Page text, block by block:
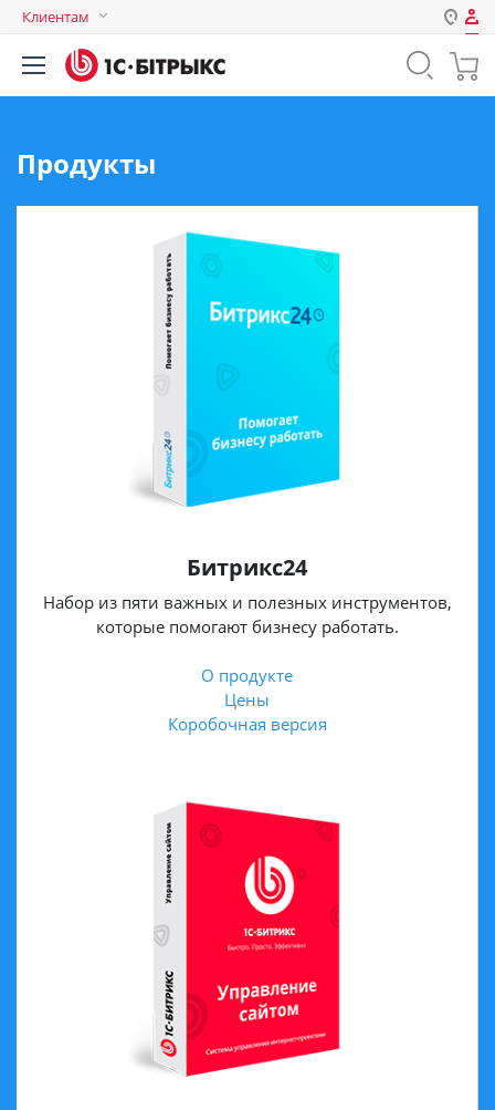
Клиентам
Авторизация
Запомнить меня на этом
или войдите с помощью
Продукты
Битрикс24
Набор из пяти важных и полезных инструментов,
которые помогают бизнесу работать.
О продукте
Цены
Коробочная версия